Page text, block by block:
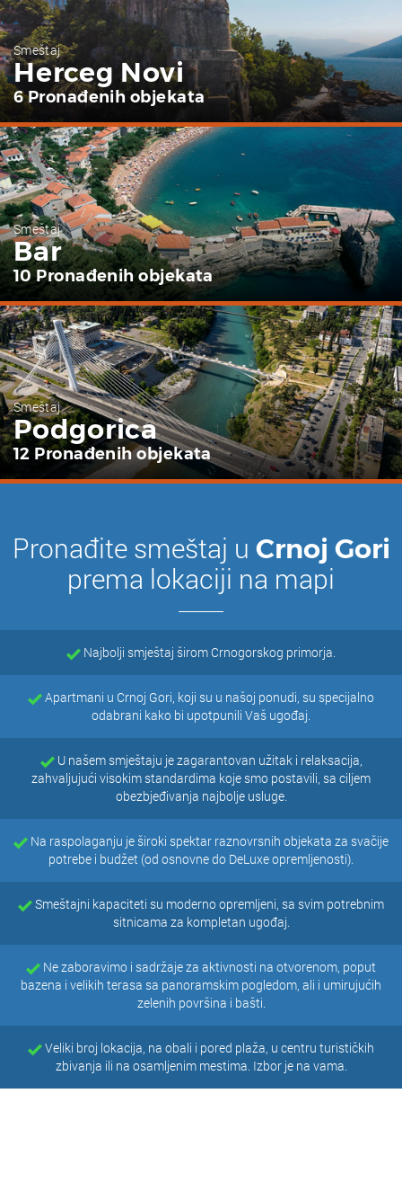
Smeštaj
Herceg Novi
6 Pronađenih objekata
Smeštaj
Bar
10 Pronađenih objekata
Smeštaj
Podgorica
12 Pronađenih objekata
Pronađite smeštaj u Crnoj Gori
prema lokaciji na mapi
Najbolji smještaj širom Crnogorskog primorja.
Apartmani u Crnoj Gori, koji su u našoj ponudi, su specijalno
odabrani kako bi upotpunili Vaš ugođaj.
U našem smještaju je zagarantovan užitak i relaksacija,
zahvaljujući visokim standardima koje smo postavili, sa ciljem
obezbjeđivanja najbolje usluge.
Na raspolaganju je široki spektar raznovrsnih objekata za svačije
potrebe i budžet (od osnovne do DeLuxe opremljenosti).
Smeštajni kapaciteti su moderno opremljeni, sa svim potrebnim
sitnicama za kompletan ugođaj.
Ne zaboravimo i sadržaje za aktivnosti na otvorenom, poput
bazena i velikih terasa sa panoramskim pogledom, ali i umirujućih
zelenih površina i bašti.
Veliki broj lokacija, na obali i pored plaža, u centru turističkih
zbivanja ili na osamljenim mestima. Izbor je na vama.